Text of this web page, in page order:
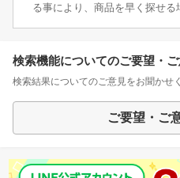
る事により、商品を早く探せる
検索機能についてのご要望・
検索結果についてのご意見をお聞かせ
ご要望・ご